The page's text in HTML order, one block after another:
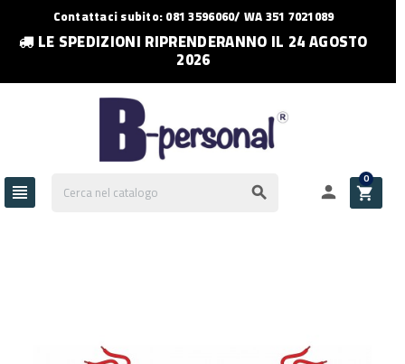
Contattaci subito: 081 3596060/ WA 351 7021089
LE SPEDIZIONI RIPRENDERANNO IL 24 AGOSTO
2026
   
0